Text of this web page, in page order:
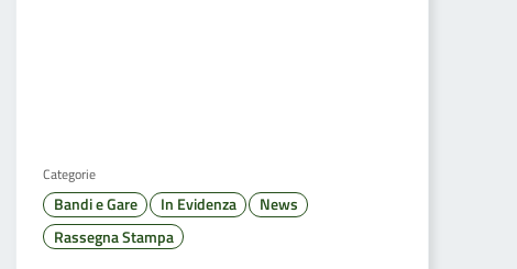
Categorie
Bandi e Gare In Evidenza
News
Rassegna Stampa